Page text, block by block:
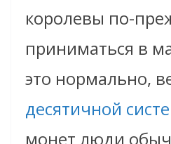
королевы по-
приниматься в
это нормально,
десятичной
монет люди